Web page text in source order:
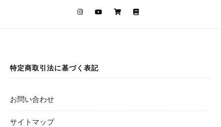
特定商取引法に基づく表記
お問い合わせ
サイトマップ